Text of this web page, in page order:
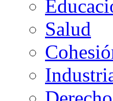
Salud